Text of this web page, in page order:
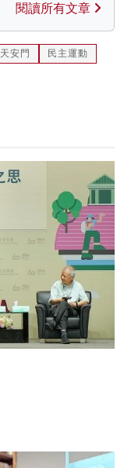
閱讀所有文章
天安門
民主運動